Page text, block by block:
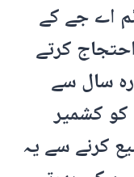
اے جے کے
کرتے
سال سے
کو کشمیر
کرنے سے یہ